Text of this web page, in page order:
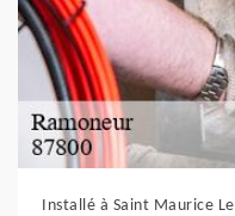
Installé à Saint Maurice